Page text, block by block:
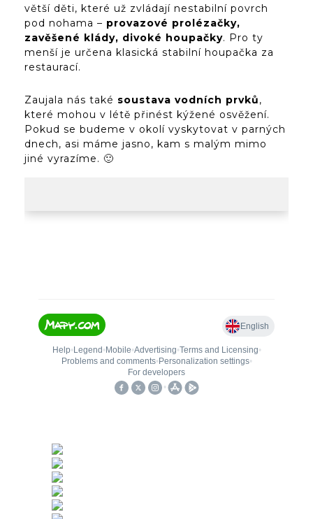
větší děti, které už zvládají nestabilní povrch
pod nohama – provazové prolézačky,
zavěšené klády, divoké houpačky. Pro ty
menší je určena klasická stabilní houpačka za
restaurací.
Zaujala nás také soustava vodních prvků,
které mohou v létě přinést kýžené osvěžení.
Pokud se budeme v okolí vyskytovat v parných
dnech, asi máme jasno, kam s malým mimo
jiné vyrazíme. 🙂